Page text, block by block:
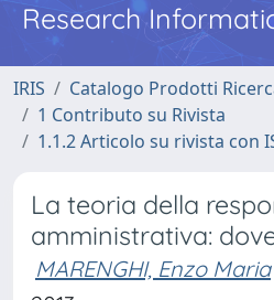
Research
IRIS
Catalogo Prodotti
1 Contributo su Rivista
1.1.2 Articolo su rivista con
La teoria della
amministrativa:
MARENGHI, Enzo Maria